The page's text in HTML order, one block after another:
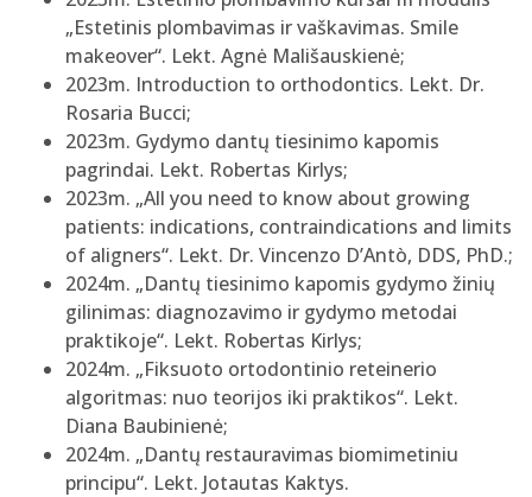
„Estetinis plombavimas ir vaškavimas. Smile
makeover“. Lekt. Agnė Mališauskienė;
2023m. Introduction to orthodontics. Lekt. Dr.
Rosaria Bucci;
2023m. Gydymo dantų tiesinimo kapomis
pagrindai. Lekt. Robertas Kirlys;
2023m. „All you need to know about growing
patients: indications, contraindications and limits
of aligners“. Lekt. Dr. Vincenzo D’Antò, DDS, PhD.;
2024m. „Dantų tiesinimo kapomis gydymo žinių
gilinimas: diagnozavimo ir gydymo metodai
praktikoje“. Lekt. Robertas Kirlys;
2024m. „Fiksuoto ortodontinio reteinerio
algoritmas: nuo teorijos iki praktikos“. Lekt.
Diana Baubinienė;
2024m. „Dantų restauravimas biomimetiniu
principu“. Lekt. Jotautas Kaktys.